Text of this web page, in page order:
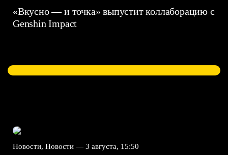
«Вкусно — и точка» выпустит коллаборацию с
Genshin Impact⁠⁠
Новости, Новости — 3 августа, 15:50